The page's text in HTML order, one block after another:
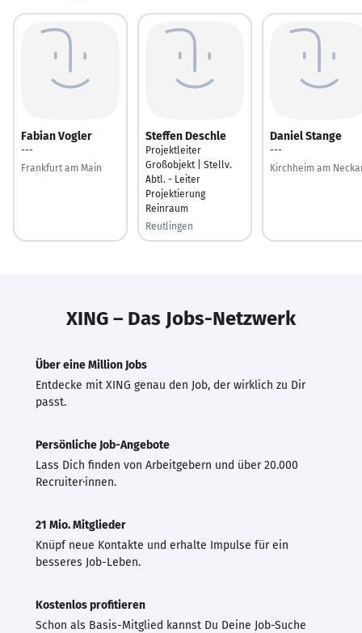
Fabian Vogler
---
Frankfurt am Main
Steffen Deschle
Projektleiter
Großobjekt | Stellv.
Abtl. - Leiter
Projektierung
Reinraum
Reutlingen
Daniel Stange
---
Kirchheim am
XING – Das Jobs-Netzwerk
Über eine Million Jobs
Entdecke mit XING genau den Job, der wirklich zu Dir
passt.
Persönliche Job-Angebote
Lass Dich finden von Arbeitgebern und über 20.000
Recruiter·innen.
21 Mio. Mitglieder
Knüpf neue Kontakte und erhalte Impulse für ein
besseres Job-Leben.
Kostenlos profitieren
Schon als Basis-Mitglied kannst Du Deine Job-Suche